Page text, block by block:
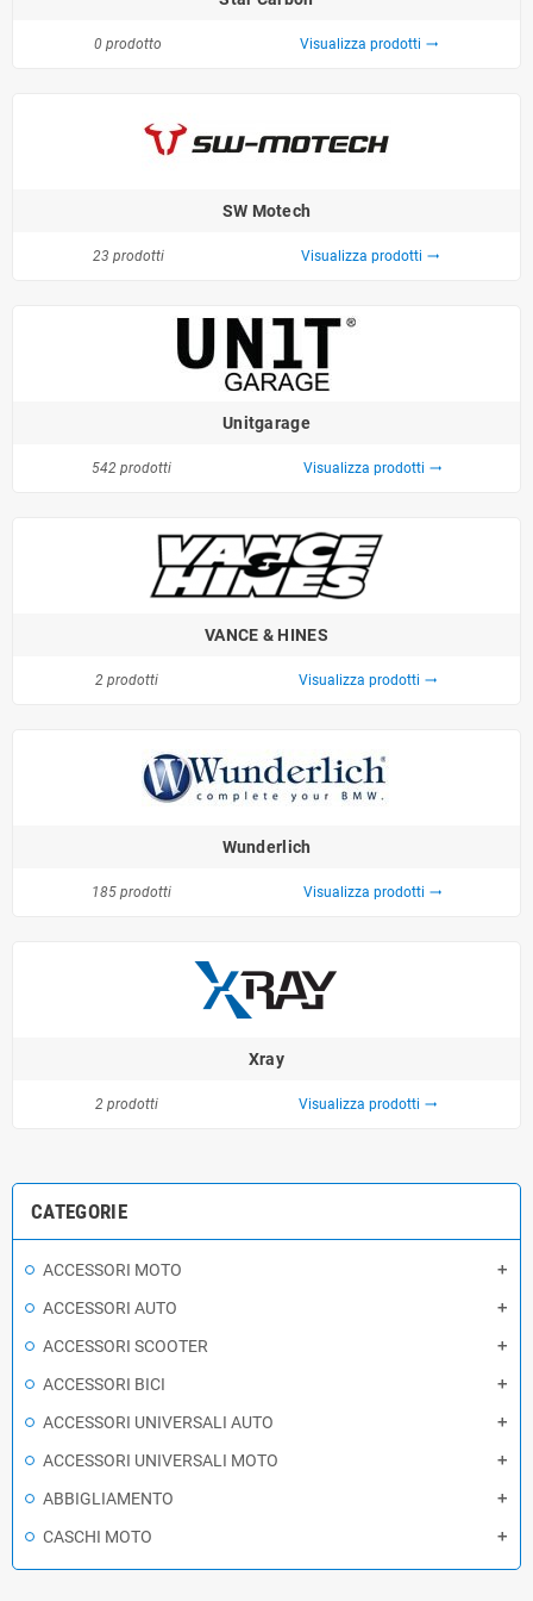
CATEGORIE
ACCESSORI MOTO
ACCESSORI AUTO
ACCESSORI SCOOTER
ACCESSORI BICI
ACCESSORI UNIVERSALI AUTO
ACCESSORI UNIVERSALI MOTO
ABBIGLIAMENTO
CASCHI MOTO
0 prodotto Visualizza prodotti trending_flat
SW Motech
23 prodotti Visualizza prodotti trending_flat
Unitgarage
542 prodotti Visualizza prodotti trending_flat
VANCE & HINES
2 prodotti Visualizza prodotti trending_flat
Wunderlich
185 prodotti Visualizza prodotti trending_flat
Xray
2 prodotti Visualizza prodotti trending_flat